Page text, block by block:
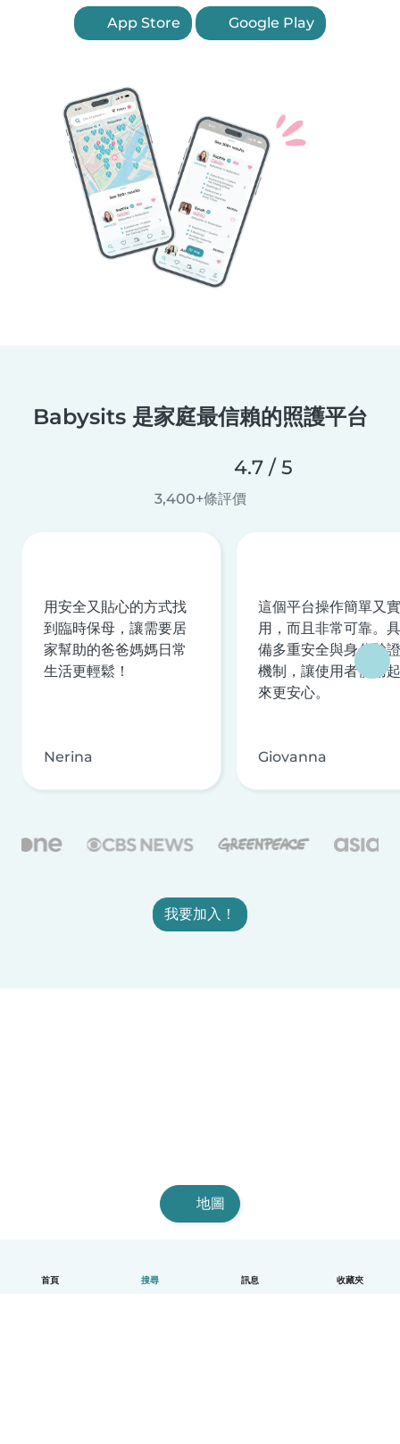
首頁 搜尋 訊息 收藏夾
App Store Google Play
Babysits 是家庭最信賴的照護平台
4.7 / 5
3,400+條評價
用安全又貼心的方式找
到臨時保母，讓需要居
家幫助的爸爸媽媽日常
生活更輕鬆！
Nerina
這個平台操作簡單又實
用，而且非常可靠。具
備多重安全與身分驗證
機制，讓使用者使用起
來更安心。
Giovanna
我要加入！
地圖